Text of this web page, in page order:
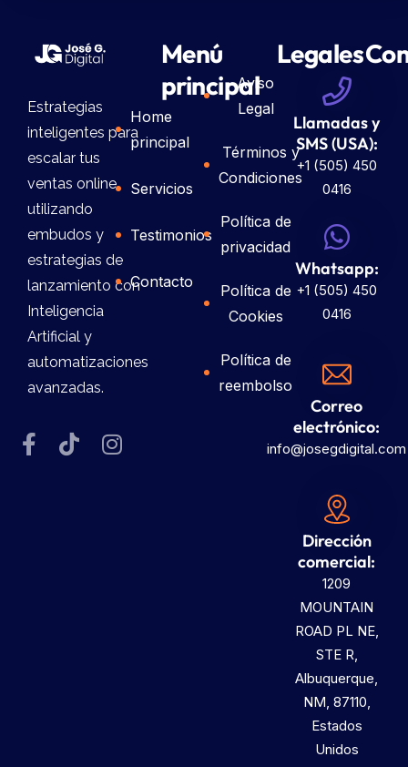
Estrategias
inteligentes para
escalar tus
ventas online
utilizando
embudos y
estrategias de
lanzamiento con
Inteligencia
Artificial y
automatizaciones
avanzadas.
Menú
principal
Home
principal
Servicios
Testimonios
Contacto
Legales
Aviso
Legal
Términos y
Condiciones
Política de
privacidad
Política de
Cookies
Política de
reembolso
Llamadas y
SMS (USA):
+1 (505) 450
0416
Whatsapp:
+1 (505) 450
0416
Correo
electrónico:
info@josegdigital.com
Dirección
comercial:
1209
MOUNTAIN
ROAD PL NE,
STE R,
Albuquerque,
NM, 87110,
Estados
Unidos